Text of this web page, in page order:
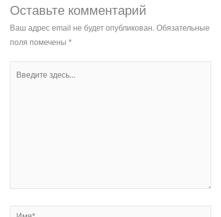
Оставьте комментарий
Ваш адрес email не будет опубликован. Обязательные
поля помечены *
Имя*